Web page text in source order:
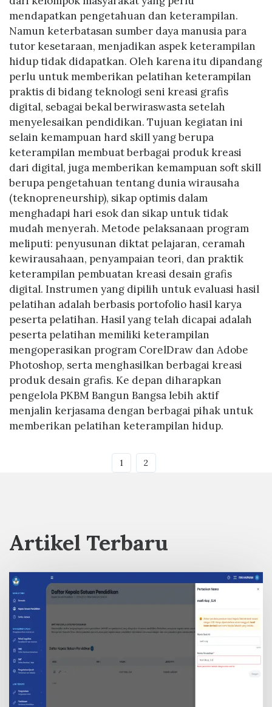
mendapatkan pengetahuan dan keterampilan.
Namun keterbatasan sumber daya manusia para
tutor kesetaraan, menjadikan aspek keterampilan
hidup tidak didapatkan. Oleh karena itu dipandang
perlu untuk memberikan pelatihan keterampilan
praktis di bidang teknologi seni kreasi grafis
digital, sebagai bekal berwiraswasta setelah
menyelesaikan pendidikan. Tujuan kegiatan ini
selain kemampuan hard skill yang berupa
keterampilan membuat berbagai produk kreasi
dari digital, juga memberikan kemampuan soft skill
berupa pengetahuan tentang dunia wirausaha
(teknopreneurship), sikap optimis dalam
menghadapi hari esok dan sikap untuk tidak
mudah menyerah. Metode pelaksanaan program
meliputi: penyusunan diktat pelajaran, ceramah
kewirausahaan, penyampaian teori, dan praktik
keterampilan pembuatan kreasi desain grafis
digital. Instrumen yang dipilih untuk evaluasi hasil
pelatihan adalah berbasis portofolio hasil karya
peserta pelatihan. Hasil yang telah dicapai adalah
peserta pelatihan memiliki keterampilan
mengoperasikan program CorelDraw dan Adobe
Photoshop, serta menghasilkan berbagai kreasi
produk desain grafis. Ke depan diharapkan
pengelola PKBM Bangun Bangsa lebih aktif
menjalin kerjasama dengan berbagai pihak untuk
memberikan pelatihan keterampilan hidup.
1 2
Artikel Terbaru